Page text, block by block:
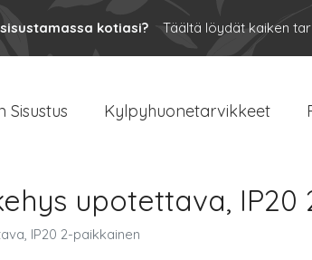
kotiasi? Täältä löydät kaiken
Sisustus Kylpyhuonetarvikkeet
upotettava,
IP20 2-paikkainen